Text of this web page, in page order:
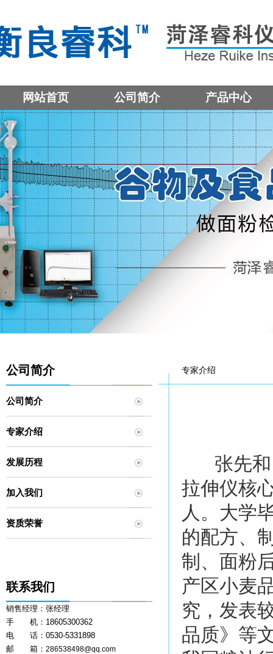
网站首页 公司简介 产品中心
公司简介
公司简介
专家介绍
发展历程
加入我们
资质荣誉
联系我们
销售经理：张经理
手 机：18605300362
电 话：0530-5331898
邮 箱： 286538498@qq.com
专家介绍
张先和
拉伸仪核
人。大学
的配方、
制、面粉
产区小麦
究，发表
品质》等